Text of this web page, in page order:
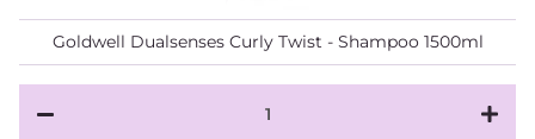
Goldwell Dualsenses Curly Twist - Shampoo 1500ml